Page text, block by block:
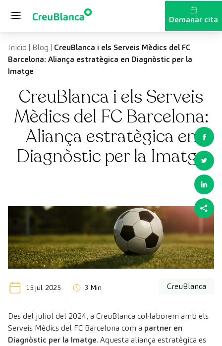
Demanar cita
Inicio | Blog | CreuBlanca i els Serveis Mèdics del FC
Barcelona: Aliança estratègica en Diagnòstic per la
Imatge
CreuBlanca i els Serveis
Mèdics del FC Barcelona:
Aliança estratègica en
Diagnòstic per la Imatge
15 jul. 2025 3 Min CreuBlanca
Des del juliol del 2024, a CreuBlanca col·laborem amb els
Serveis Mèdics del FC Barcelona com a partner en
Diagnòstic per la Imatge. Aquesta aliança estratègica es